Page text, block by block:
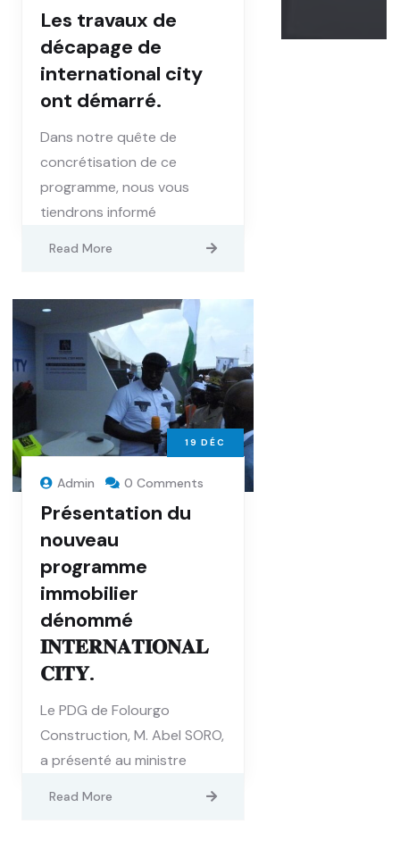
Les travaux de
décapage de
international city
ont démarré.
Dans notre quête de
concrétisation de ce
programme, nous vous
tiendrons informé
Read More
19 DÉC
Admin 0 Comments
Présentation du
nouveau
programme
immobilier
dénommé
𝐈𝐍𝐓𝐄𝐑𝐍𝐀𝐓𝐈𝐎𝐍𝐀𝐋
𝐂𝐈𝐓𝐘.
Le PDG de Folourgo
Construction, M. Abel SORO,
a présenté au ministre
Read More